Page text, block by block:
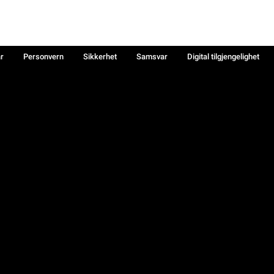
Personvern Sikkerhet Samsvar
Digital tilgjengelighet